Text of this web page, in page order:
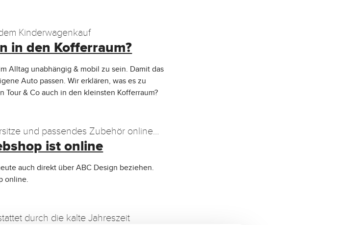
Kinderwagenkauf
in den Kofferraum?
Alltag unabhängig & mobil zu sein. Damit das
Auto passen. Wir erklären, was es zu
Tour & Co auch in den kleinsten Kofferraum?
und passendes Zubehör online
ist online
auch direkt über ABC Design beziehen.
online.
durch die kalte Jahreszeit